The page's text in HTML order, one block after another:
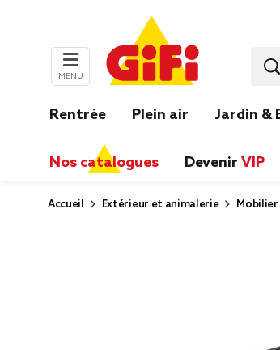
MENU
Rentrée Plein air Jardin &
Nos catalogues Devenir VIP
Accueil Extérieur et animalerie